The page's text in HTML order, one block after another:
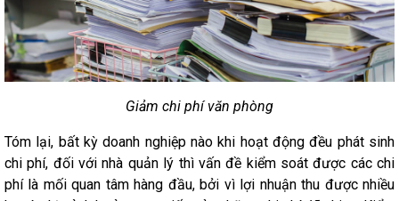
Giảm chi phí văn phòng
Tóm lại, bất kỳ doanh nghiệp nào khi hoạt động đều phát sinh
chi phí, đối với nhà quản lý thì vấn đề kiểm soát được các chi
phí là mối quan tâm hàng đầu, bởi vì lợi nhuận thu được nhiều